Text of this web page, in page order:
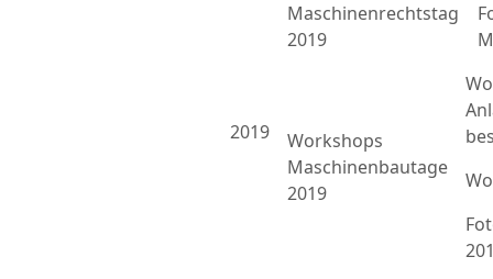
2019
Maschinenrechtstag
2019
Workshops
Maschinenbautage
2019